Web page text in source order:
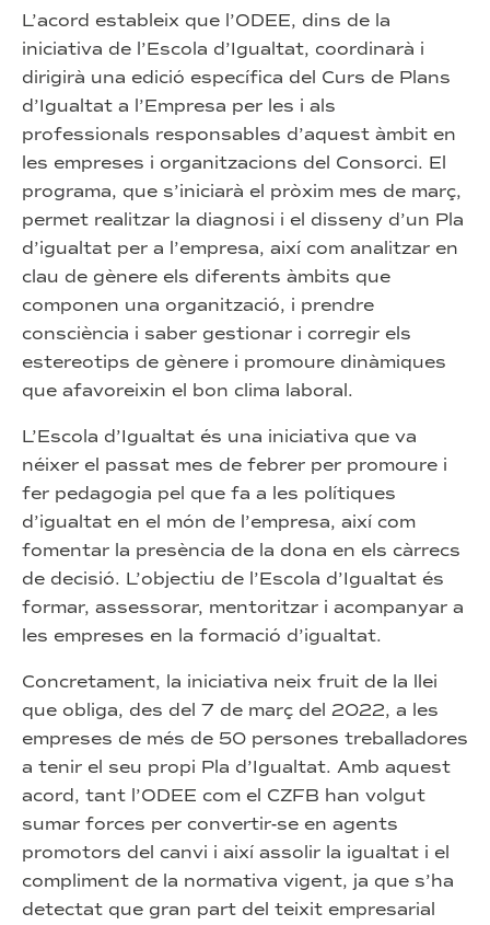
L’acord estableix que l’ODEE, dins de la
iniciativa de l’Escola d’Igualtat, coordinarà i
dirigirà una edició específica del Curs de Plans
d’Igualtat a l’Empresa per les i als
professionals responsables d’aquest àmbit en
les empreses i organitzacions del Consorci. El
programa, que s’iniciarà el pròxim mes de març,
permet realitzar la diagnosi i el disseny d’un Pla
d’igualtat per a l’empresa, així com analitzar en
clau de gènere els diferents àmbits que
componen una organització, i prendre
consciència i saber gestionar i corregir els
estereotips de gènere i promoure dinàmiques
que afavoreixin el bon clima laboral.
L’Escola d’Igualtat és una iniciativa que va
néixer el passat mes de febrer per promoure i
fer pedagogia pel que fa a les polítiques
d’igualtat en el món de l’empresa, així com
fomentar la presència de la dona en els càrrecs
de decisió. L’objectiu de l’Escola d’Igualtat és
formar, assessorar, mentoritzar i acompanyar a
les empreses en la formació d’igualtat.
Concretament, la iniciativa neix fruit de la llei
que obliga, des del 7 de març del 2022, a les
empreses de més de 50 persones treballadores
a tenir el seu propi Pla d’Igualtat. Amb aquest
acord, tant l’ODEE com el CZFB han volgut
sumar forces per convertir-se en agents
promotors del canvi i així assolir la igualtat i el
compliment de la normativa vigent, ja que s’ha
detectat que gran part del teixit empresarial